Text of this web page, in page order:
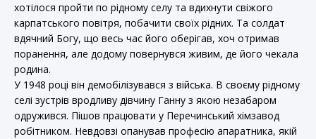
хотілося пройти по рідному селу та вдихнути свіжого
карпатського повітря, побачити своїх рідних. Та солдат
вдячний Богу, що весь час його оберігав, хоч отримав
поранення, але додому повернувся живим, де його чекала
родина.
У 1948 році він демобілізувався з війська. В своєму рідному
селі зустрів вродливу дівчину Ганну з якою незабаром
одружився. Пішов працювати у Перечинський хімзавод
робітником. Невдовзі опанував професію апаратника, якій